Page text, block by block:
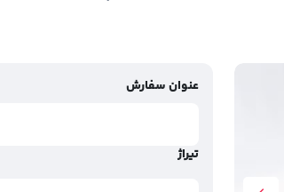
عنوان سفارش
تیراژ